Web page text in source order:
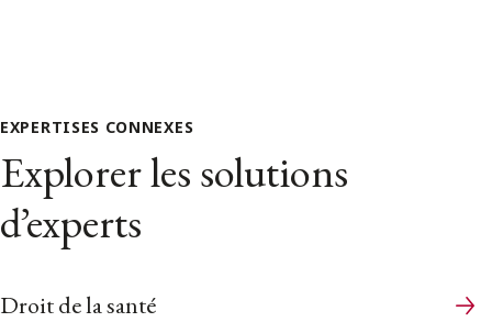
EXPERTISES CONNEXES
Explorer les solutions
d’experts
Droit de la santé